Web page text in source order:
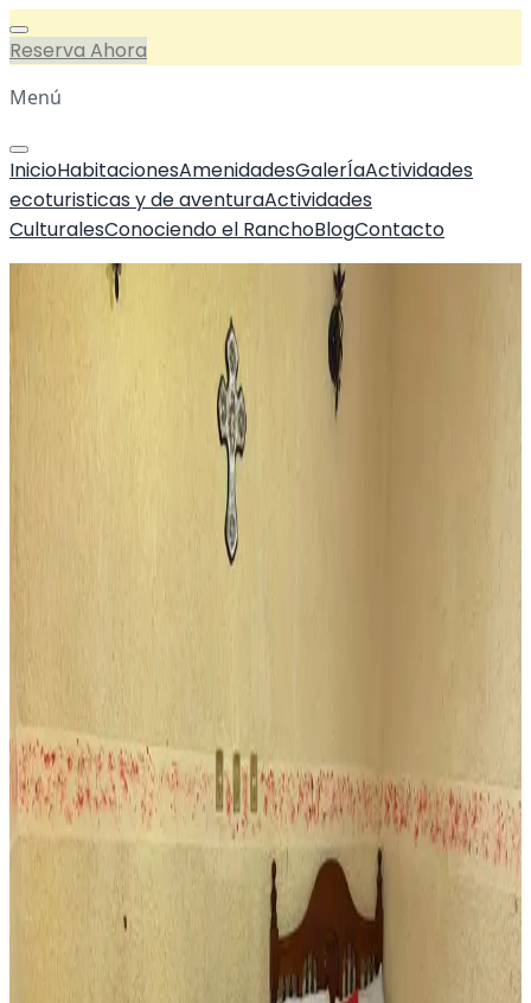
Reserva Ahora
Menú
InicioHabitacionesAmenidadesGalerÍaActividades
ecoturisticas y de aventuraActividades
CulturalesConociendo el RanchoBlogContacto
/
Habitaciones
Doble Economica
$1,164 MXN
Amenidades